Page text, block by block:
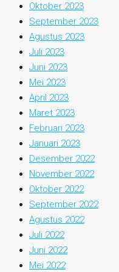
Oktober 2023
September 2023
Agustus 2023
Juli 2023
Juni 2023
Mei 2023
April 2023
Maret 2023
Februari 2023
Januari 2023
Desember 2022
November 2022
Oktober 2022
September 2022
Agustus 2022
Juli 2022
Juni 2022
Mei 2022